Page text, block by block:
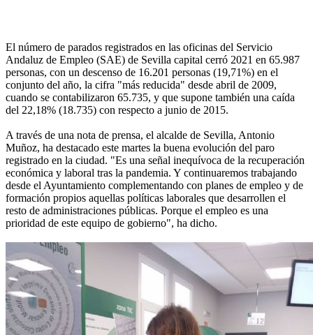
El número de parados registrados en las oficinas del Servicio
Andaluz de Empleo (SAE) de Sevilla capital cerró 2021 en 65.987
personas, con un descenso de 16.201 personas (19,71%) en el
conjunto del año, la cifra "más reducida" desde abril de 2009,
cuando se contabilizaron 65.735, y que supone también una caída
del 22,18% (18.735) con respecto a junio de 2015.
A través de una nota de prensa, el alcalde de Sevilla, Antonio
Muñoz, ha destacado este martes la buena evolución del paro
registrado en la ciudad. "Es una señal inequívoca de la recuperación
económica y laboral tras la pandemia. Y continuaremos trabajando
desde el Ayuntamiento complementando con planes de empleo y de
formación propios aquellas políticas laborales que desarrollen el
resto de administraciones públicas. Porque el empleo es una
prioridad de este equipo de gobierno", ha dicho.